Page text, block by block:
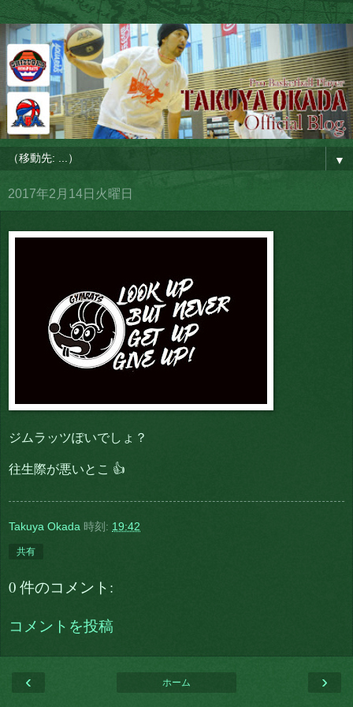
▼
2017年2月14日火曜日
ジムラッツぽいでしょ？
往生際が悪いとこ 👍
Takuya Okada 時刻: 19:42
共有
0 件のコメント:
コメントを投稿
‹ ›
ホーム